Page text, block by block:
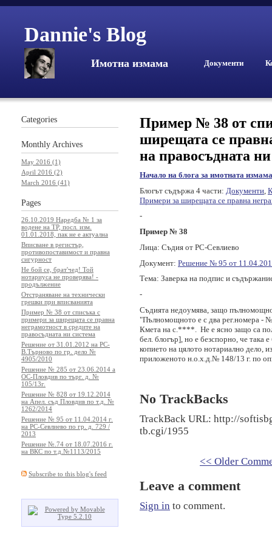
Dannie's Blog
Имотна измама Документи
Пример № 38 от
ширещата се
на правосъдната
Начало на блога за имотната измама
Блогът съдържа 4 части: Документи
Примери за ширещата се правна
-
Пример № 38
Лица: Съдия от РС-Севлиево
Документ: Решение № 95 от
Тема: Заверка на подпис и
-
Съдията недоумява, защо
"Пълномощното е с два рег.номера -
Кмета на с.****. Не е ясно защо са
бел. блогър], но е безспорно, че така
копието на цялото нотариално дело,
приложеното н.о.х.д.№ 148/13 г. по
No TrackBacks
TrackBack URL: http://
tb.cgi/1955
<< Older
Leave a comment
Sign in to comment.
Categories
Monthly Archives
May 2016 (1)
April 2016 (2)
March 2016 (41)
Pages
26.10.2019 Наредба № 1 за
водене на ТР, посл. изм.
01.01.2018, пак не е актуална
Вписване в регистър,
противопоставимост и правна
сигурност
Не бой се, брат'чед! Той
нотариуса не проверява! -
продължение
Отстраняване на технически
грешки при вписванията
Пример № 38 от списъка с
примери за ширещата се правна
неграмотност в средите на
правосъдната ни система
Решение от 31.01.2012 на РС-
В.Търново по гр. дело №
4905/2010
Решение № 285 от 23.06.2014 а
ОС-Пловдив по търг. д. №
105/13г.
Решение № 828 от 19.12.2014
на Апел. съд Пловдив по т.д. №
1262/2014
Решение № 95 от 11.04.2014 г.
на РС-Севлиево по гр. д. 729 /
2013
Решение №.74 от 18.07.2016 г.
на ВКС по т.д.№1113/2015
Subscribe to this blog's feed